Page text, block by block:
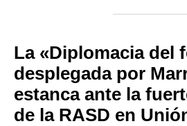
La «Diplomacia del
desplegada por
estanca ante la
de la RASD en